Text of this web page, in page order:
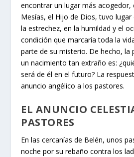
encontrar un lugar más acogedor,
Mesías, el Hijo de Dios, tuvo
la estrechez, en la humildad y el
condición que marcaría toda la
parte de su misterio. De hecho, la
un nacimiento tan extraño es:
será de él en el futuro? La
anuncio angélico a los pastores.
EL ANUNCIO
PASTORES
En las cercanías de Belén, unos
noche por su rebaño contra los